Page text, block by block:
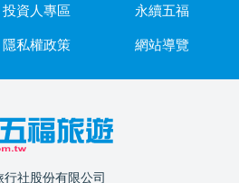
投資人專區
永續五福
隱私權政策 網站導覽
行社股份有限公司